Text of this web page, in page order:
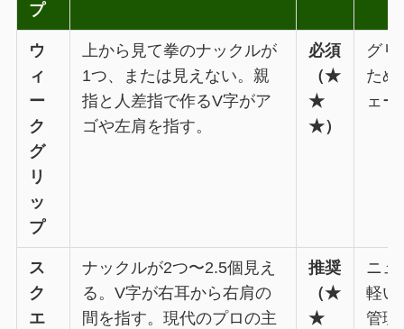
プ
ウ
ィ
ー
ク
グ
リ
ッ
プ
上から見て拳のナックルが
1つ、または見えない。親
指と人差指で作るV字がア
ゴや左肩を指す。
必須
（★
★
★）
グリ
ため
ェ
ス
ク
エ
ナックルが2つ〜2.5個見え
る。V字が右耳から右肩の
間を指す。現代のプロの主
推奨
（★
★
ニュ
軽い
管理